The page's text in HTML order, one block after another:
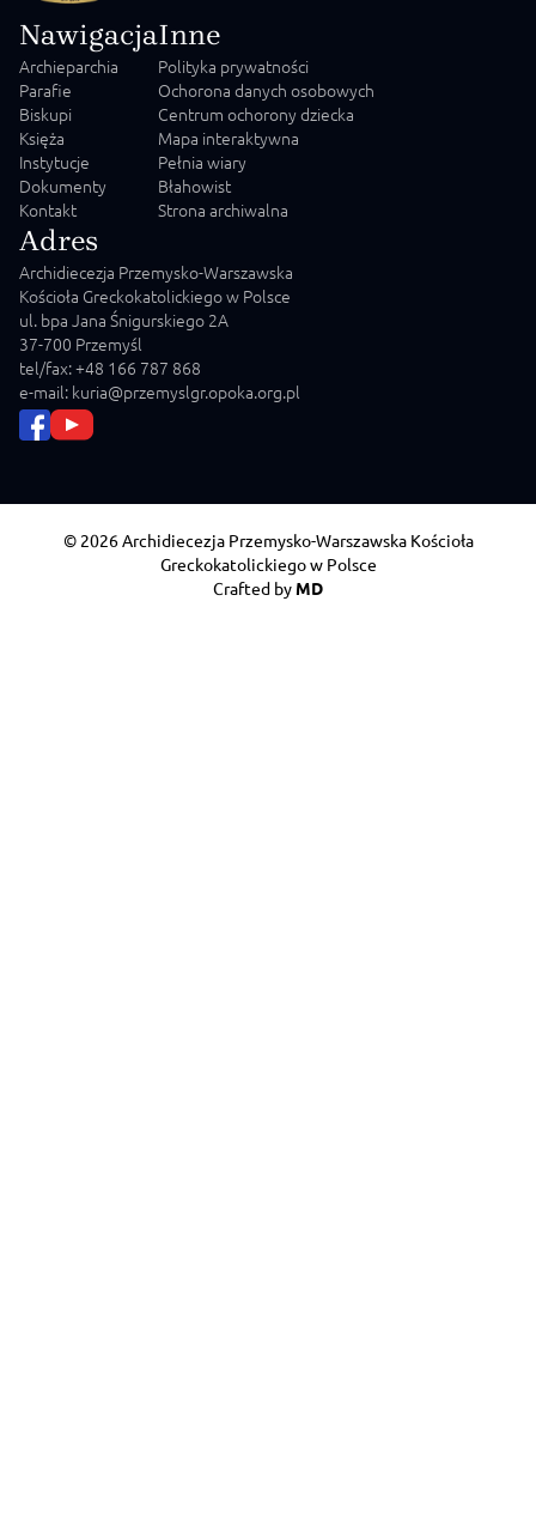
Nawigacja
Archieparchia
Parafie
Biskupi
Księża
Instytucje
Dokumenty
Kontakt
Inne
Polityka prywatności
Ochorona danych osobowych
Centrum ochorony dziecka
Mapa interaktywna
Pełnia wiary
Błahowist
Strona archiwalna
Adres
Archidiecezja Przemysko-Warszawska
Kościoła Greckokatolickiego w Polsce
ul. bpa Jana Śnigurskiego 2A
37-700 Przemyśl
tel/fax: +48 166 787 868
e-mail: kuria@przemyslgr.opoka.org.pl
© 2026 Archidiecezja Przemysko-Warszawska Kościoła
Greckokatolickiego w Polsce
Crafted by MD